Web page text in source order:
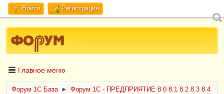
Войти Регистрация
Главное меню
Форум 1C База ►
Форум 1С - ПРЕДПРИЯТИЕ 8.0 8.1 8.2 8.3 8.4